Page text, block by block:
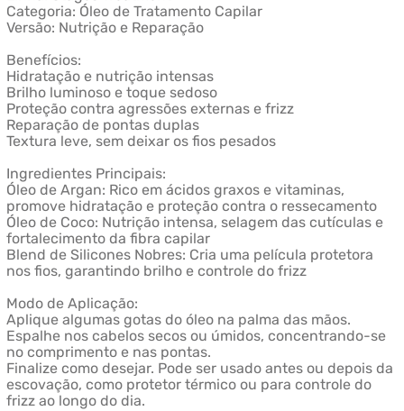
Categoria: Óleo de Tratamento Capilar
Versão: Nutrição e Reparação
Benefícios:
Hidratação e nutrição intensas
Brilho luminoso e toque sedoso
Proteção contra agressões externas e frizz
Reparação de pontas duplas
Textura leve, sem deixar os fios pesados
Ingredientes Principais:
Óleo de Argan: Rico em ácidos graxos e vitaminas,
promove hidratação e proteção contra o ressecamento
Óleo de Coco: Nutrição intensa, selagem das cutículas e
fortalecimento da fibra capilar
Blend de Silicones Nobres: Cria uma película protetora
nos fios, garantindo brilho e controle do frizz
Modo de Aplicação:
Aplique algumas gotas do óleo na palma das mãos.
Espalhe nos cabelos secos ou úmidos, concentrando-se
no comprimento e nas pontas.
Finalize como desejar. Pode ser usado antes ou depois da
escovação, como protetor térmico ou para controle do
frizz ao longo do dia.